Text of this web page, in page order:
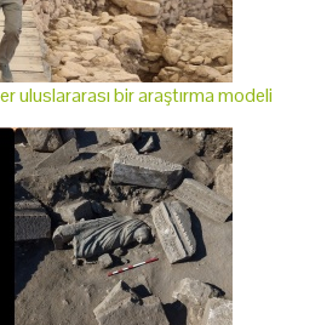
uluslararası bir araştırma modeli